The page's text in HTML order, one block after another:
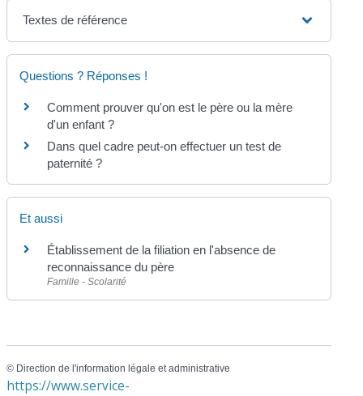
Textes de référence
Questions ? Réponses !
Comment prouver qu'on est le père ou la mère
d'un enfant ?
Dans quel cadre peut-on effectuer un test de
paternité ?
Et aussi
Établissement de la filiation en l'absence de
reconnaissance du père
Famille - Scolarité
© Direction de l'information légale et administrative
https://www.service-